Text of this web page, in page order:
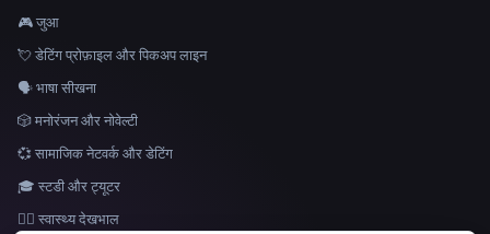
भाषा
🎮 जुआ
💘 डेटिंग प्रोफ़ाइल और पिकअप लाइन
🗣️ भाषा सीखना
🎲 मनोरंजन और नोवेल्टी
💞 सामाजिक नेटवर्क और डेटिंग
🎓 स्टडी और ट्यूटर
👩‍⚕️ स्वास्थ्य देखभाल